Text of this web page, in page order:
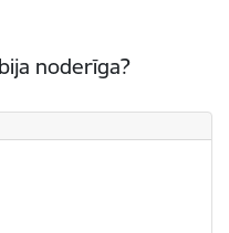
noderīga?